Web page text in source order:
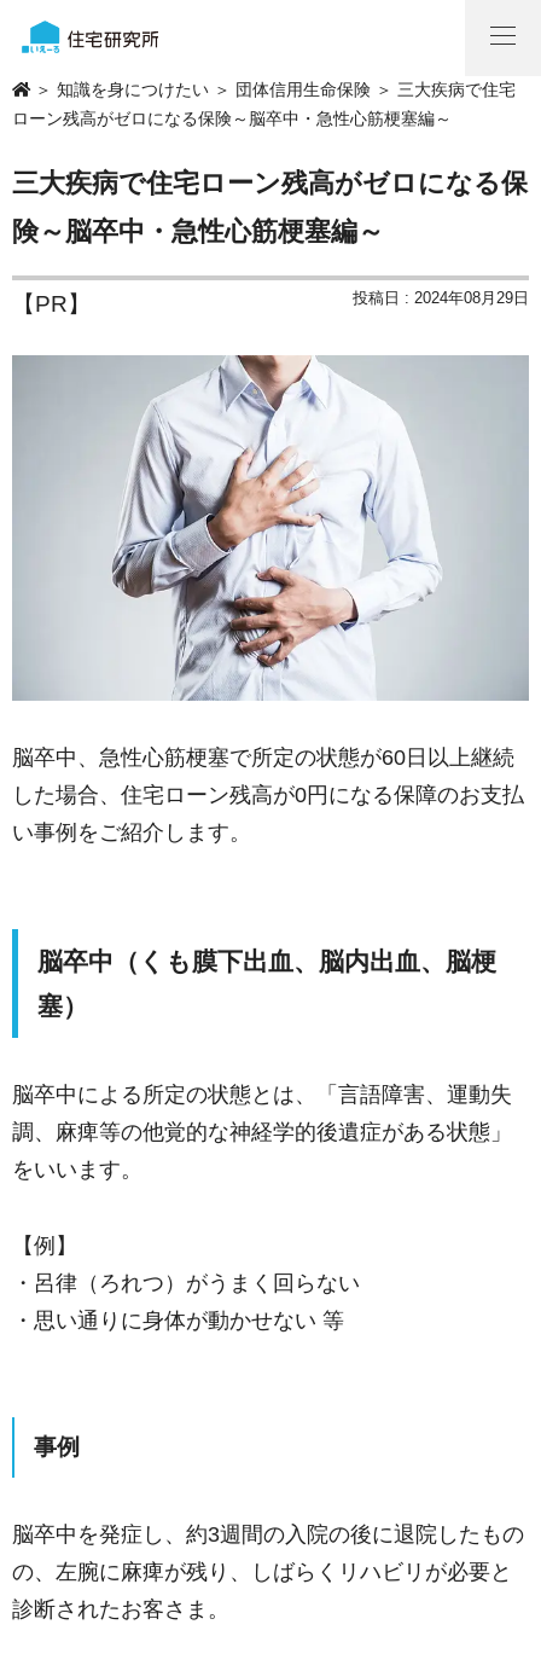
＞ 知識を身につけたい ＞ 団体信用生命保険 ＞ 三大疾病で住宅
ローン残高がゼロになる保険～脳卒中・急性心筋梗塞編～
三大疾病で住宅ローン残高がゼロになる保
険～脳卒中・急性心筋梗塞編～
【PR】 投稿日 : 2024年08月29日
脳卒中、急性心筋梗塞で所定の状態が60日以上継続
した場合、住宅ローン残高が0円になる保障のお支払
い事例をご紹介します。
脳卒中（くも膜下出血、脳内出血、脳梗
塞）
脳卒中による所定の状態とは、「言語障害、運動失
調、麻痺等の他覚的な神経学的後遺症がある状態」
をいいます。
【例】
・呂律（ろれつ）がうまく回らない
・思い通りに身体が動かせない 等
事例
脳卒中を発症し、約3週間の入院の後に退院したもの
の、左腕に麻痺が残り、しばらくリハビリが必要と
診断されたお客さま。